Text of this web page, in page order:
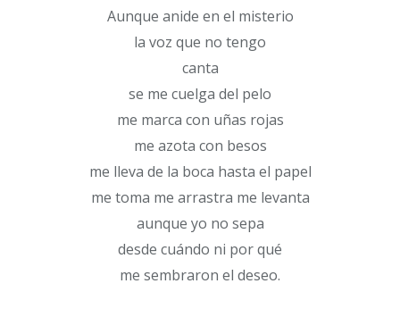
Aunque anide en el misterio
la voz que no tengo
canta
se me cuelga del pelo
me marca con uñas rojas
me azota con besos
me lleva de la boca hasta el papel
me toma me arrastra me levanta
aunque yo no sepa
desde cuándo ni por qué
me sembraron el deseo.